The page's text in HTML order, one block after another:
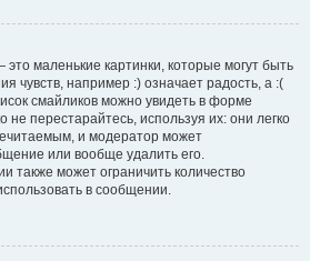
маленькие картинки, которые могут быть
чувств, например :) означает радость, а :(
смайликов можно увидеть в форме
не перестарайтесь, используя их: они легко
и модератор может
или вообще удалить его.
также может ограничить количество
в сообщении.